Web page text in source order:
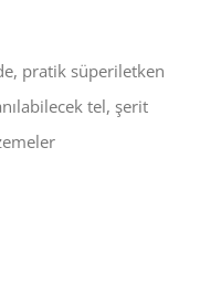
pratik süperiletken
tel, şerit